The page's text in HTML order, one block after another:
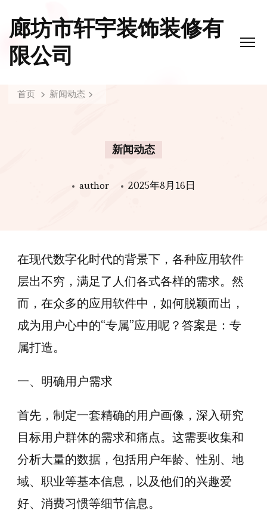
廊坊市轩宇装饰装修有
限公司
首页 新闻动态
新闻动态
author 2025年8月16日
在现代数字化时代的背景下，各种应用软件
层出不穷，满足了人们各式各样的需求。然
而，在众多的应用软件中，如何脱颖而出，
成为用户心中的“专属”应用呢？答案是：专
属打造。
一、明确用户需求
首先，制定一套精确的用户画像，深入研究
目标用户群体的需求和痛点。这需要收集和
分析大量的数据，包括用户年龄、性别、地
域、职业等基本信息，以及他们的兴趣爱
好、消费习惯等细节信息。